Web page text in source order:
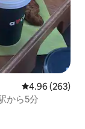
レビュー263
4.96 (263)
から5分